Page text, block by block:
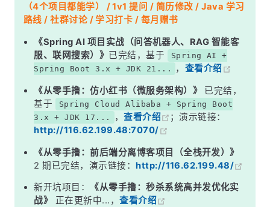
一、类加载开销——Spring 简直是类加载轰炸机
二、JIT 预热——&quot;第一次慢&quot;的灵魂解释
三、GC 压力——临时对象满天飞
五、怎么优化？
面试高频追问
记忆口诀
总结
（4个项目都能学） / 1v1 提问 / 简历修改 / Java 学习
路线 / 社群讨论 / 学习打卡 / 每月赠书
《Spring AI 项目实战（问答机器人、RAG 智能客
服、联网搜索）》 已完结，基于
Spring AI +
Spring Boot 3.x + JDK 21...
， 查看介绍
《从零手撸：仿小红书（微服务架构）》
已完结，
基于
Spring Cloud Alibaba + Spring Boot
3.x + JDK 17...
，查看介绍
；演示链接：
http://116.62.199.48:7070/
《从零手撸：前后端分离博客项目（全栈开发）》
2 期已完结，演示链接：http://116.62.199.48/
新开坑项目：
《从零手撸：秒杀系统高并发优化实
战》
正在更新中...，查看介绍